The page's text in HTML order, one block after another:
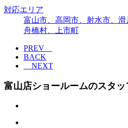
対応エリア
富山市、高岡市、射水市、滑
舟橋村、上市町
PREV
BACK
NEXT
富山店ショールームのスタッ